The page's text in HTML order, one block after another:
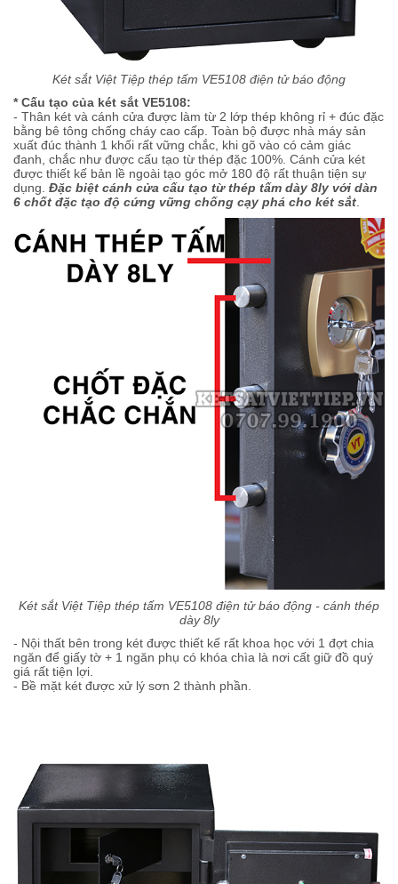
Két sắt Việt Tiệp thép tấm VE5108 điện tử báo động
* Cấu tạo của két sắt VE5108:
- Thân két và cánh cửa được làm từ 2 lớp thép không rỉ + đúc đặc
bằng bê tông chống cháy cao cấp. Toàn bộ được nhà máy sản
xuất đúc thành 1 khối rất vững chắc, khi gõ vào có cảm giác
đanh, chắc như được cấu tạo từ thép đặc 100%. Cánh cửa két
được thiết kế bản lề ngoài tạo góc mở 180 độ rất thuận tiện sự
dụng. Đặc biệt cánh cửa cấu tạo từ thép tấm dày 8ly với dàn
6 chốt đặc tạo độ cứng vững chống cạy phá cho két sắt
Két sắt Việt Tiệp thép tấm VE5108 điện tử báo động - cánh thép
dày 8ly
- Nội thất bên trong két được thiết kế rất khoa học với 1 đợt chia
ngăn để giấy tờ + 1 ngăn phụ có khóa chìa là nơi cất giữ đồ quý
giá rất tiện lợi.
- Bề mặt két được xử lý sơn 2 thành phần.